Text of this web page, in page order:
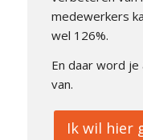
medewerkers
wel 126%.
En daar word
van.
Ik wil hier